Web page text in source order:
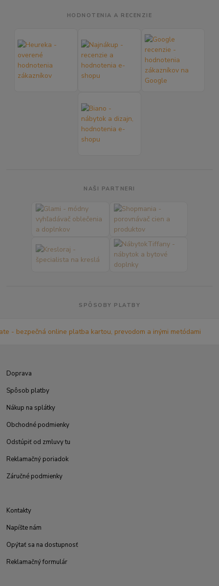
HODNOTENIA A RECENZIE
NAŠI PARTNERI
SPÔSOBY PLATBY
Doprava
Spôsob platby
Nákup na splátky
Obchodné podmienky
Odstúpiť od zmluvy tu
Reklamačný poriadok
Záručné podmienky
Kontakty
Napíšte nám
Opýtať sa na dostupnosť
Reklamačný formulár